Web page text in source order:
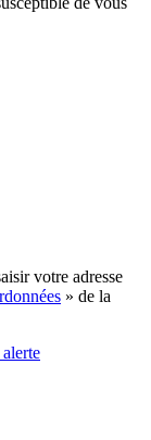
votre adresse
» de la